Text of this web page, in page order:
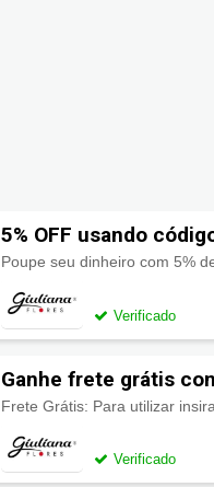
5% OFF usando
Poupe seu dinheiro com 5%
Verificado
Ganhe frete grátis
Verificado